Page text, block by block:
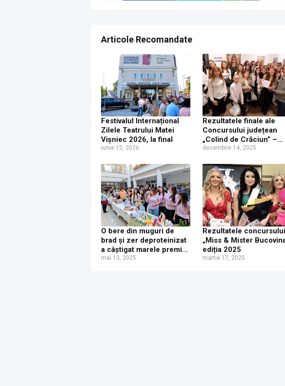
Articole Recomandate
Festivalul Internațional
Zilele Teatrului Matei
Vișniec 2026, la final
iunie 15, 2026
Rezultatele finale ale
Concursului județean
„Colind de Crăciun” –
ediția a XIII-a
decembrie 14, 2025
O bere din muguri de
brad și zer deproteinizat
a câștigat marele premiu
la Food Fest-ul organizat
mai 13, 2025
Rezultatele concursului
„Miss & Mister
ediția 2025
martie 17, 2025